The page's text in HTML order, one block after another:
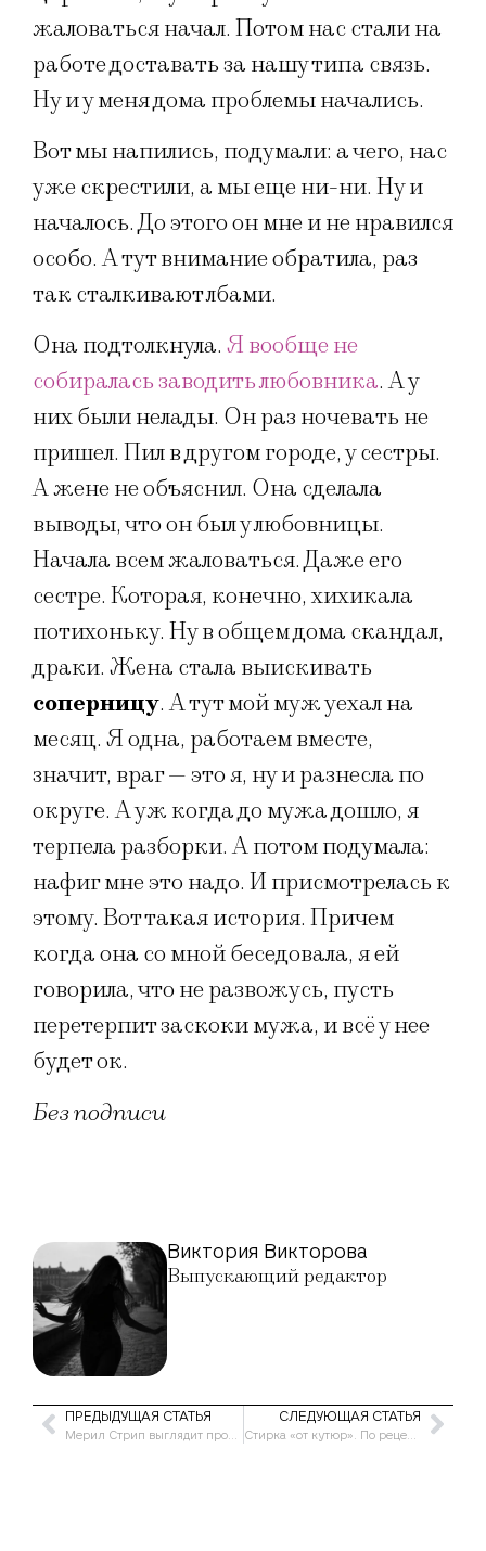
жаловаться начал. Потом нас стали на
работе доставать за нашу типа связь.
Ну и у меня дома проблемы начались.
Вот мы напились, подумали: а чего, нас
уже скрестили, а мы еще ни-ни. Ну и
началось. До этого он мне и не нравился
особо. А тут внимание обратила, раз
так сталкивают лбами.
Она подтолкнула. Я вообще не
собиралась заводить любовника. А у
них были нелады. Он раз ночевать не
пришел. Пил в другом городе, у сестры.
А жене не объяснил. Она сделала
выводы, что он был у любовницы.
Начала всем жаловаться. Даже его
сестре. Которая, конечно, хихикала
потихоньку. Ну в общем дома скандал,
драки. Жена стала выискивать
соперницу. А тут мой муж уехал на
месяц. Я одна, работаем вместе,
значит, враг — это я, ну и разнесла по
округе. А уж когда до мужа дошло, я
терпела разборки. А потом подумала:
нафиг мне это надо. И присмотрелась к
этому. Вот такая история. Причем
когда она со мной беседовала, я ей
говорила, что не развожусь, пусть
перетерпит заскоки мужа, и всё у нее
будет ок.
Без подписи
Виктория Викторова
Выпускающий редактор
ПРЕДЫДУЩАЯ СТАТЬЯ СЛЕДУЮЩАЯ СТАТЬЯ
Стирка «от кутюр». По рецептам Фрау Шмидт